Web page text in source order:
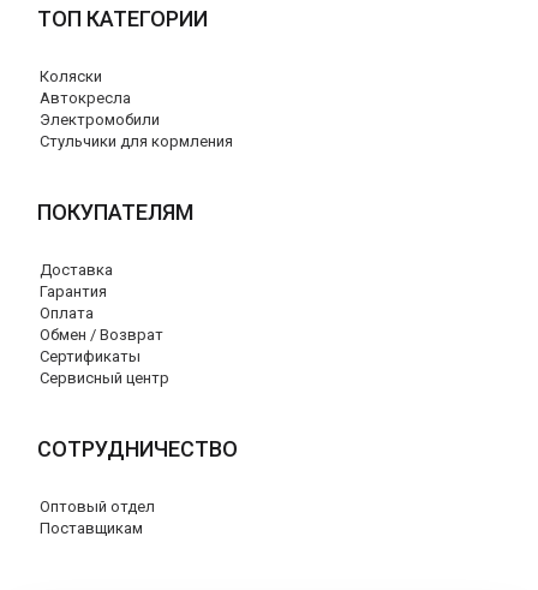
ТОП КАТЕГОРИИ
Коляски
Автокресла
Электромобили
Стульчики для кормления
ПОКУПАТЕЛЯМ
Доставка
Гарантия
Оплата
Обмен / Возврат
Сертификаты
Сервисный центр
СОТРУДНИЧЕСТВО
Оптовый отдел
Поставщикам